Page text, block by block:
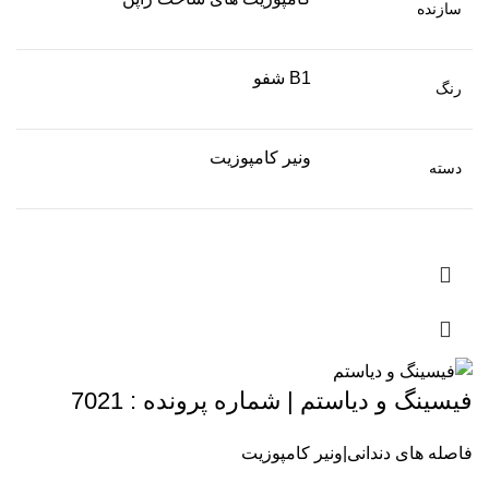
سازنده
رنگ
B1 شفو
دسته
ونیر کامپوزیت
فیسینگ و دیاستم | شماره پرونده : 7021
فاصله های دندانی|ونیر کامپوزیت